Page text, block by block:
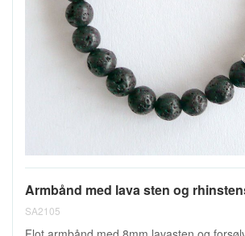
Armbånd med lava sten og
SA2105